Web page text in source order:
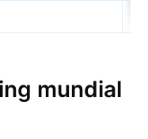
mundial